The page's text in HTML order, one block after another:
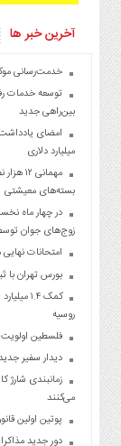
آخرین خبر ها
خدمت‌رسانی
بین‌راهی جدید
میلیارد دلاری
بسته‌های معیشتی
زوج‌های جوان
امتحانات نهایی معوق
بورس تهران با
کمک ۱.۴
روسیه
فلسطین
دیدار سفیر
زمانبندی شارژ
می‌کنند
پوتین اولین
دور جدید